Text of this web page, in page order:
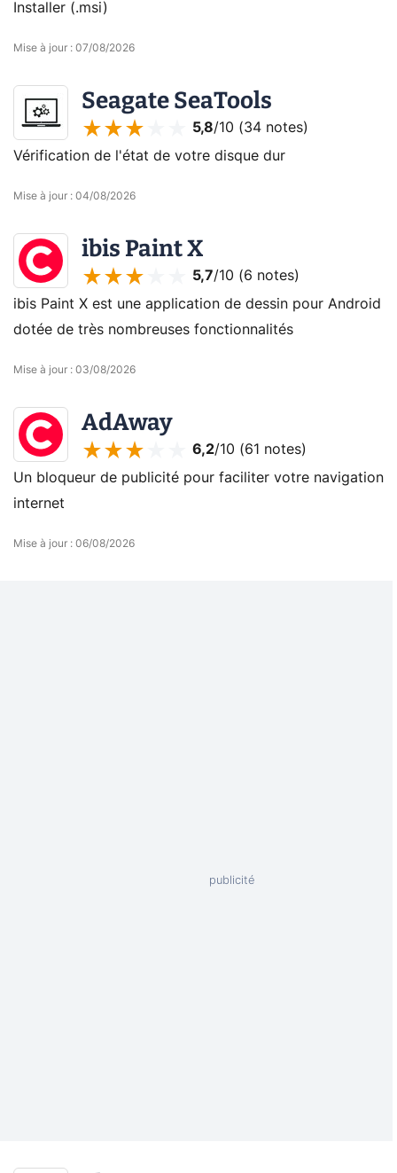
Installer (.msi)
Mise à jour : 07/08/2026
Seagate SeaTools
5,8/10 (34 notes)
Vérification de l'état de votre disque dur
Mise à jour : 04/08/2026
ibis Paint X
5,7/10 (6 notes)
ibis Paint X est une application de dessin pour Android
dotée de très nombreuses fonctionnalités
Mise à jour : 03/08/2026
AdAway
6,2/10 (61 notes)
Un bloqueur de publicité pour faciliter votre navigation
internet
Mise à jour : 06/08/2026